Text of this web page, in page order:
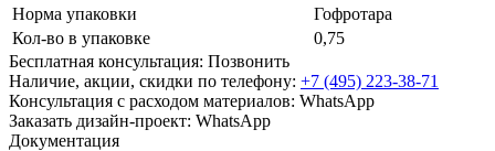
Норма упаковки
Гофротара
Кол-во в упаковке
0,75
Бесплатная консультация: Позвонить
Наличие, акции, скидки по телефону: +7 (495) 223-38-71
Консультация с расходом материалов: WhatsApp
Заказать дизайн-проект: WhatsApp
Документация